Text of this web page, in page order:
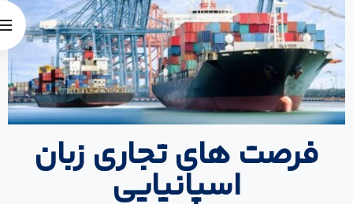
فرصت‌ های تجاری زبان
اسپانیایی